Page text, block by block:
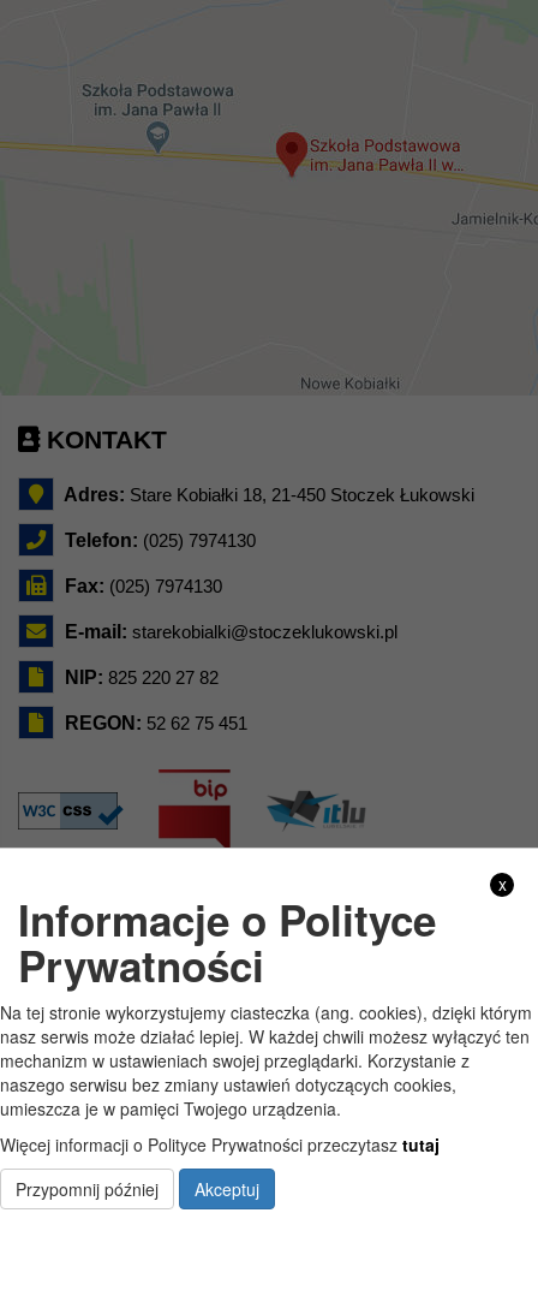
KONTAKT
Adres: Stare Kobiałki 18, 21-450 Stoczek Łukowski
Telefon: (025) 7974130
Fax: (025) 7974130
E-mail: starekobialki@stoczeklukowski.pl
NIP: 825 220 27 82
REGON: 52 62 75 451
GODZINY PRACY
Pon 7:30 - 15:30
Wt 7:30 - 15:30
Śr 7:30 - 15:30
Pt 7:30 - 15:30
x
Informacje o Polityce
Prywatności
Na tej stronie wykorzystujemy ciasteczka (ang. cookies), dzięki którym
nasz serwis może działać lepiej. W każdej chwili możesz wyłączyć ten
mechanizm w ustawieniach swojej przeglądarki. Korzystanie z
naszego serwisu bez zmiany ustawień dotyczących cookies,
umieszcza je w pamięci Twojego urządzenia.
Więcej informacji o Polityce Prywatności przeczytasz tutaj
Przypomnij później
Akceptuj